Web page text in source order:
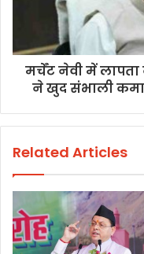
मर्चेंट नेवी में
ने खुद संभाली
Related Articles